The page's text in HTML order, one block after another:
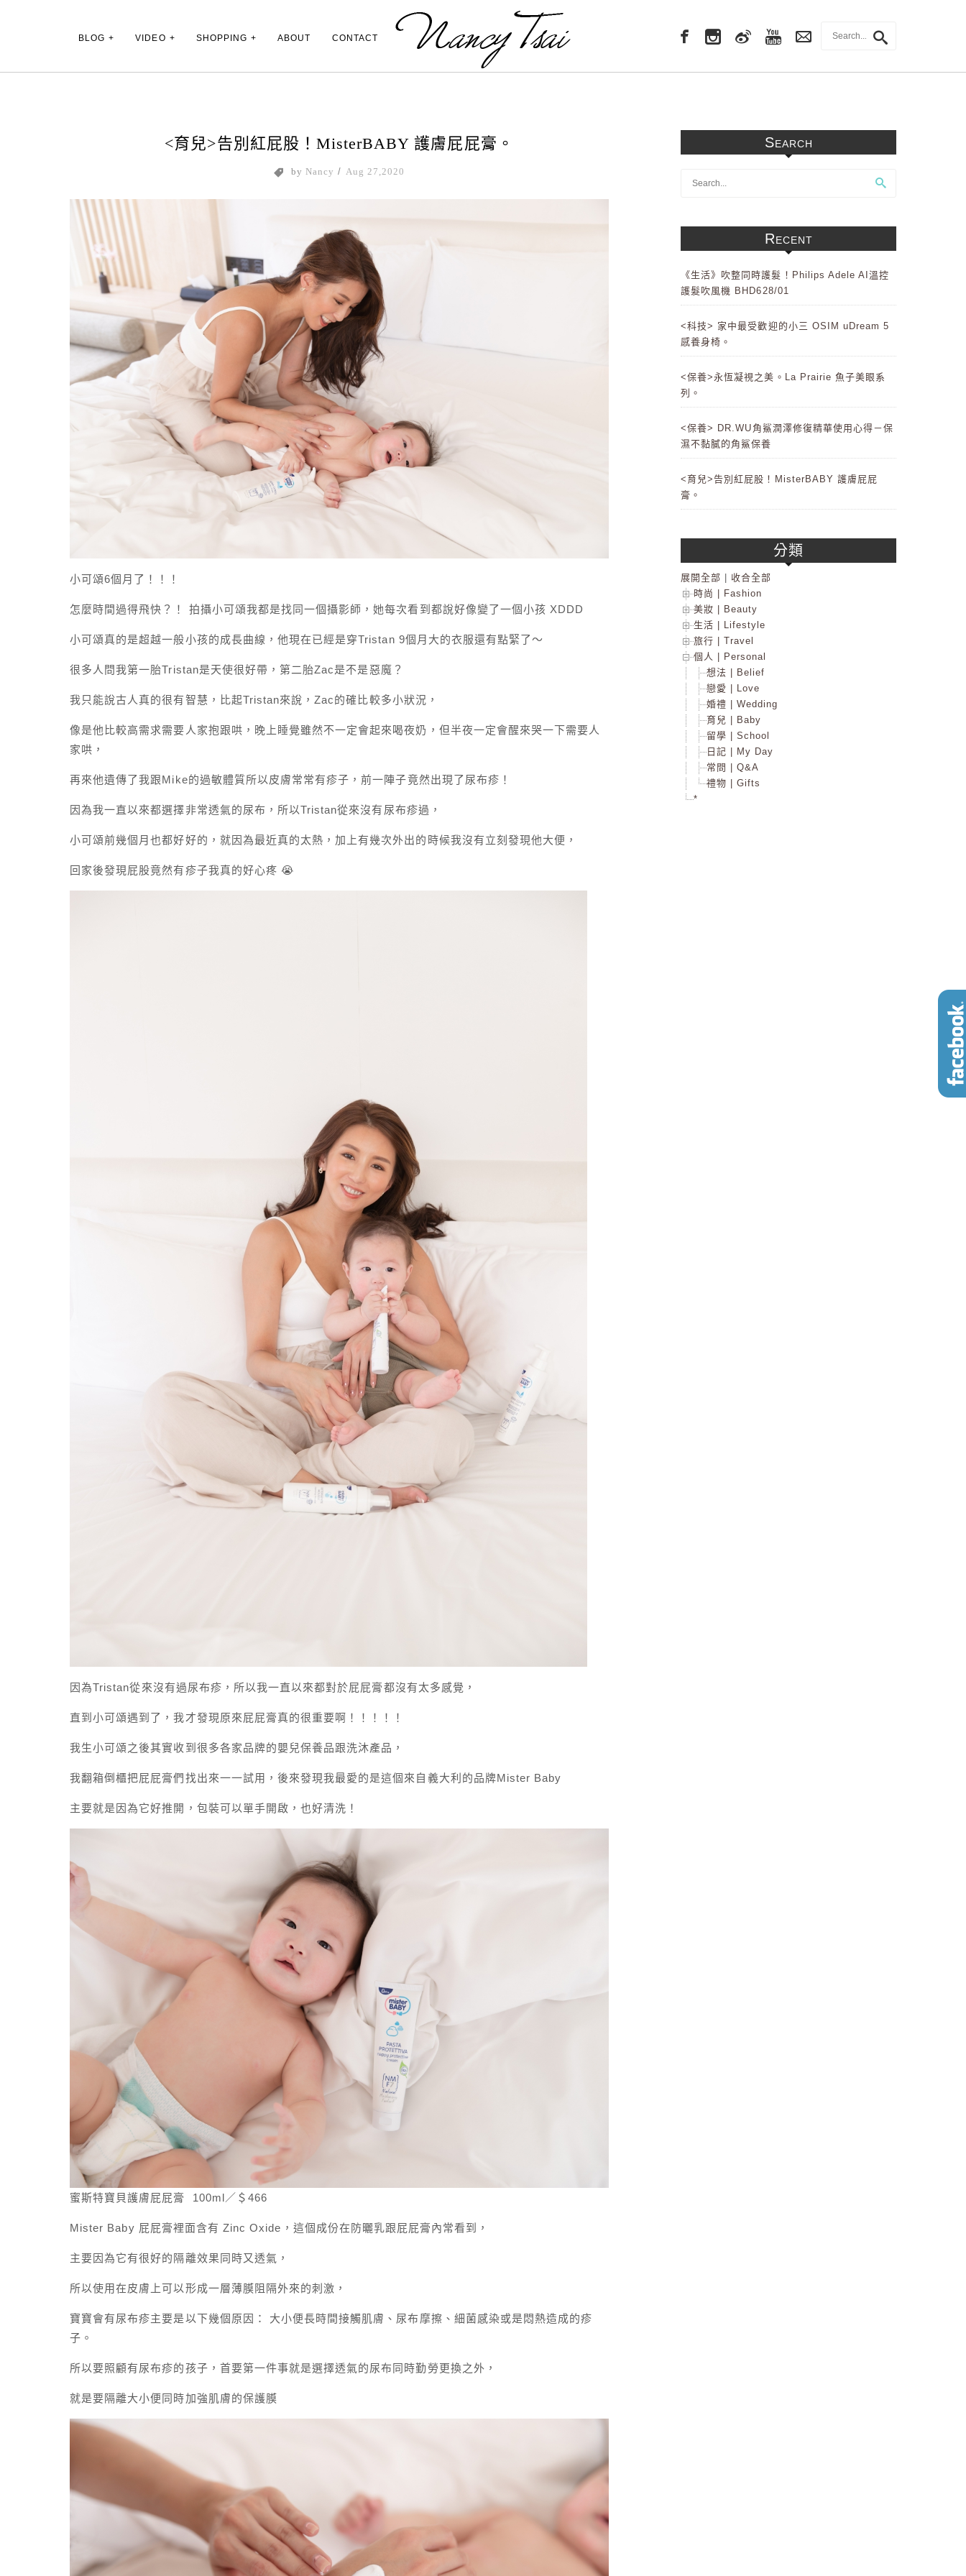
Main Menu
BLOG VIDEO SHOPPING ABOUT CONTACT
<育兒>告別紅屁股！MisterBABY 護膚屁屁膏。
by Nancy / Aug 27,2020
小可頌6個月了！！！
怎麼時間過得飛快？！ 拍攝小可頌我都是找同一個攝影師，她每次看到都說好像變了一個小孩 XDDD
小可頌真的是超越一般小孩的成長曲線，他現在已經是穿Tristan 9個月大的衣服還有點緊了～
很多人問我第一胎Tristan是天使很好帶，第二胎Zac是不是惡魔？
我只能說古人真的很有智慧，比起Tristan來說，Zac的確比較多小狀況，
像是他比較高需求需要人家抱跟哄，晚上睡覺雖然不一定會起來喝夜奶，但半夜一定會醒來哭一下需要人
家哄，
再來他遺傳了我跟Mike的過敏體質所以皮膚常常有疹子，前一陣子竟然出現了尿布疹！
因為我一直以來都選擇非常透氣的尿布，所以Tristan從來沒有尿布疹過，
小可頌前幾個月也都好好的，就因為最近真的太熱，加上有幾次外出的時候我沒有立刻發現他大便，
回家後發現屁股竟然有疹子我真的好心疼 😭
因為Tristan從來沒有過尿布疹，所以我一直以來都對於屁屁膏都沒有太多感覺，
直到小可頌遇到了，我才發現原來屁屁膏真的很重要啊！！！！！
我生小可頌之後其實收到很多各家品牌的嬰兒保養品跟洗沐產品，
我翻箱倒櫃把屁屁膏們找出來一一試用，後來發現我最愛的是這個來自義大利的品牌Mister Baby
主要就是因為它好推開，包裝可以單手開啟，也好清洗！
蜜斯特寶貝護膚屁屁膏 100ml／＄466
Mister Baby 屁屁膏裡面含有 Zinc Oxide，這個成份在防曬乳跟屁屁膏內常看到，
主要因為它有很好的隔離效果同時又透氣，
所以使用在皮膚上可以形成一層薄膜阻隔外來的刺激，
寶寶會有尿布疹主要是以下幾個原因： 大小便長時間接觸肌膚、尿布摩擦、細菌感染或是悶熱造成的疹
子。
所以要照顧有尿布疹的孩子，首要第一件事就是選擇透氣的尿布同時勤勞更換之外，
就是要隔離大小便同時加強肌膚的保護膜
Search
Recent
《生活》吹整同時護髮！Philips Adele AI溫控
護髮吹風機 BHD628/01
<科技> 家中最受歡迎的小三 OSIM uDream 5
感養身椅。
<保養>永恆凝視之美。La Prairie 魚子美眼系
列。
<保養> DR.WU角鯊潤澤修復精華使用心得－保
濕不黏膩的角鯊保養
<育兒>告別紅屁股！MisterBABY 護膚屁屁
膏。
分類
展開全部
收合全部
時尚 | Fashion
美妝 | Beauty
生活 | Lifestyle
旅行 | Travel
個人 | Personal
想法 | Belief
戀愛 | Love
婚禮 | Wedding
育兒 | Baby
留學 | School
日記 | My Day
常問 | Q&A
禮物 | Gifts
*